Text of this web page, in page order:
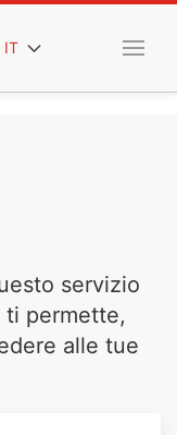
IT
servizio
permette,
alle tue